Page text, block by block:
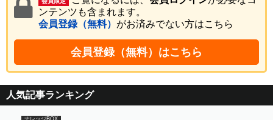
ンテンツも含まれます。
会員登録（無料） がお済みでない方はこちら
会員登録（無料）はこちら
人気記事ランキング
ナレッジBOX